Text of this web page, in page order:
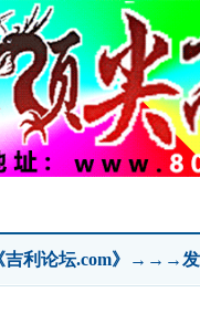
吉利论坛.com》→→→发